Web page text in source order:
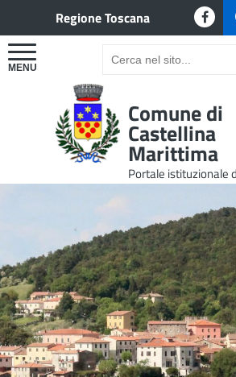
Regione Toscana
Comune di
Castellina
Marittima
Portale istituzionale